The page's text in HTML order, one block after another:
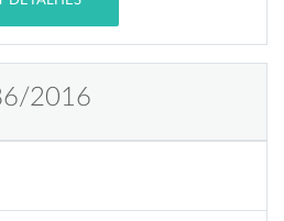
2016